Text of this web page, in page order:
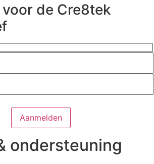
de Cre8tek
ondersteuning